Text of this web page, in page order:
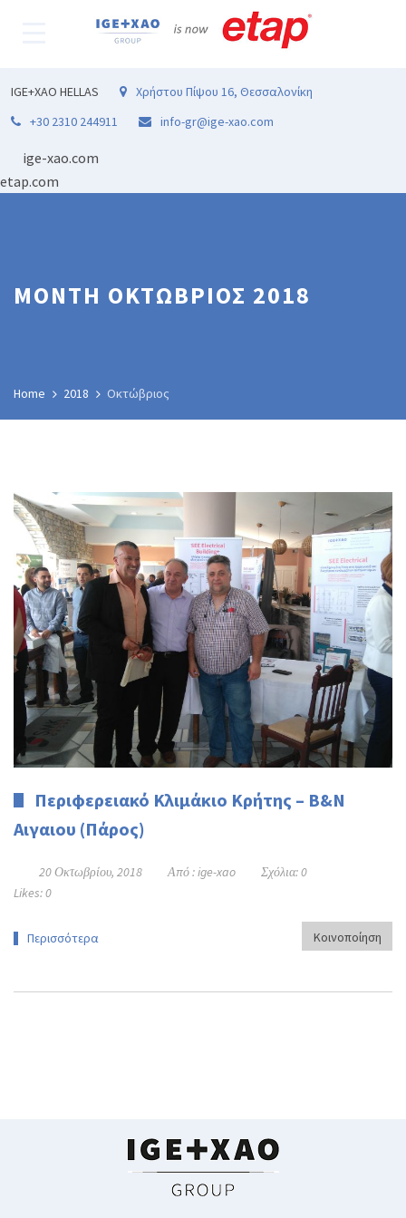
IGE+XAO HELLAS
Χρήστου Πίψου 16, Θεσσαλονίκη
+30 2310 244911
info-gr@ige-xao.com
ige-xao.com
etap.com
MONTH ΟΚΤΏΒΡΙΟΣ 2018
Home 2018 Οκτώβριος
Περιφερειακό Κλιμάκιο Κρήτης – Β&Ν
Αιγαιου (Πάρος)
20 Οκτωβρίου, 2018 Από :ige-xao Σχόλια:0
Likes:0
Περισσότερα Κοινοποίηση